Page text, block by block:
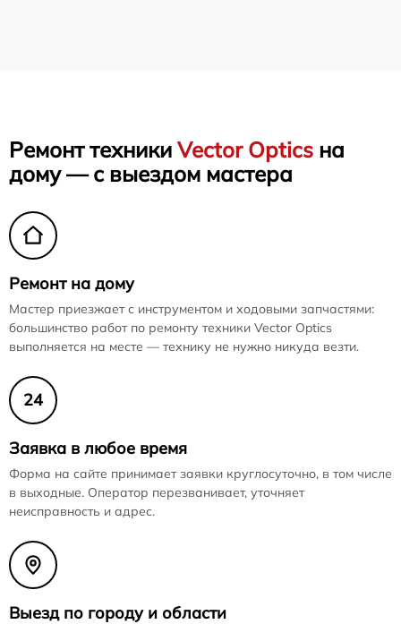
Ремонт техники Vector Optics на
дому — с выездом мастера
Ремонт на дому
Мастер приезжает с инструментом и ходовыми запчастями:
большинство работ по ремонту техники Vector Optics
выполняется на месте — технику не нужно никуда везти.
24
Заявка в любое время
Форма на сайте принимает заявки круглосуточно, в том числе
в выходные. Оператор перезванивает, уточняет
неисправность и адрес.
Выезд по городу и области